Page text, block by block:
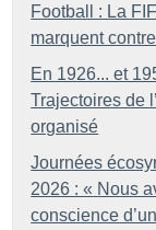
Football : La
marquent
En 1926... et
Trajectoires de
organisé
Journées
2026 : « Nous
conscience